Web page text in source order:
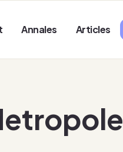
Annales Articles